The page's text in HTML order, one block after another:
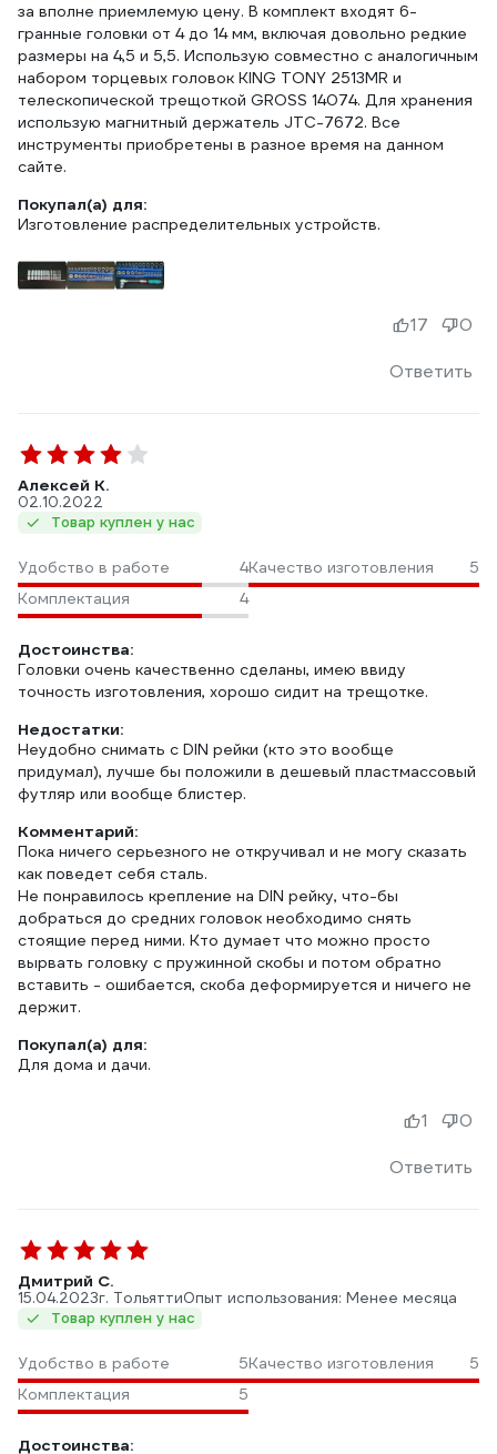
за вполне приемлемую цену. В комплект входят 6-
гранные головки от 4 до 14 мм, включая довольно редкие
размеры на 4,5 и 5,5. Использую совместно с аналогичным
набором торцевых головок KING TONY 2513MR и
телескопической трещоткой GROSS 14074. Для хранения
использую магнитный держатель JTС-7672. Все
инструменты приобретены в разное время на данном
сайте.
Покупал(а) для:
Изготовление распределительных устройств.
Ответить
17 0
Алексей К.
02.10.2022
Товар куплен у нас
Удобство в работе 4Качество изготовления
5
Комплектация
4
Достоинства:
Головки очень качественно сделаны, имею ввиду
точность изготовления, хорошо сидит на трещотке.
Недостатки:
Неудобно снимать с DIN рейки (кто это вообще
придумал), лучше бы положили в дешевый пластмассовый
футляр или вообще блистер.
Комментарий:
Пока ничего серьезного не откручивал и не могу сказать
как поведет себя сталь.
Не понравилось крепление на DIN рейку, что-бы
добраться до средних головок необходимо снять
стоящие перед ними. Кто думает что можно просто
вырвать головку с пружинной скобы и потом обратно
вставить - ошибается, скоба деформируется и ничего не
держит.
Покупал(а) для:
Для дома и дачи.
Ответить
1 0
Дмитрий С.
15.04.2023г. ТольяттиОпыт использования: Менее месяца
Товар куплен у нас
Удобство в работе 5Качество изготовления
5
Комплектация
5
Достоинства: